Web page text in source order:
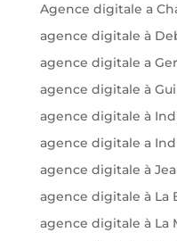
Agence digitale a
agence digitale à
agence digitale a
agence digitale à
agence digitale à
agence digitale a
agence digitale à
agence digitale à La
agence digitale à La